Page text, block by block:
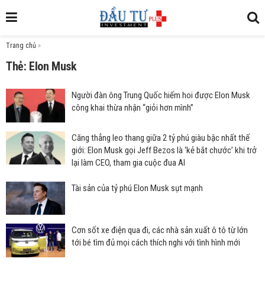
Trang chủ »
Thẻ: Elon Musk
Người đàn ông Trung Quốc hiếm hoi được Elon Musk
công khai thừa nhận “giỏi hơn mình”
Căng thẳng leo thang giữa 2 tỷ phú giàu bậc nhất thế
giới: Elon Musk gọi Jeff Bezos là ‘kẻ bắt chước’ khi trở
lại làm CEO, tham gia cuộc đua AI
Tài sản của tỷ phú Elon Musk sụt mạnh
Cơn sốt xe điện qua đi, các nhà sản xuất ô tô từ lớn
tới bé tìm đủ mọi cách thích nghi với tình hình mới